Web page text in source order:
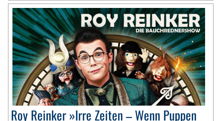
Roy Reinker »Irre Zeiten – Wenn Puppen